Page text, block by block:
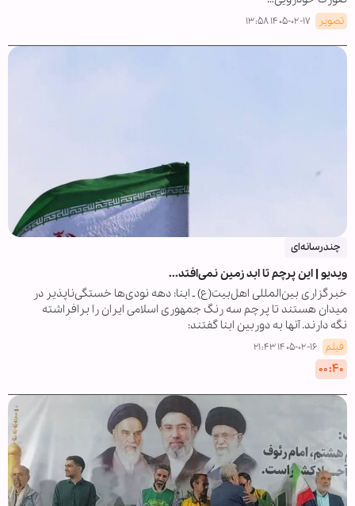
تصویر ۱۴۰۵-۰۲-۱۷ ۱۳:۵۸
چندرسانه‌ای
ویدیو | این پرچم تا ابد زمین نمی‌افتد...
خبرگزاری بین‌المللی اهل‌بیت(ع) ـ ابنا: دهه نودی‌ها خستگی‌ناپذیر در
میدان هستند تا پرچم سه رنگ جمهوری اسلامی ایران را برافراشته
نگه دارند. آنها به دوربین ابنا گفتند:
فیلم ۱۴۰۵-۰۲-۱۶ ۲۱:۴۳
۰۰:۴۰